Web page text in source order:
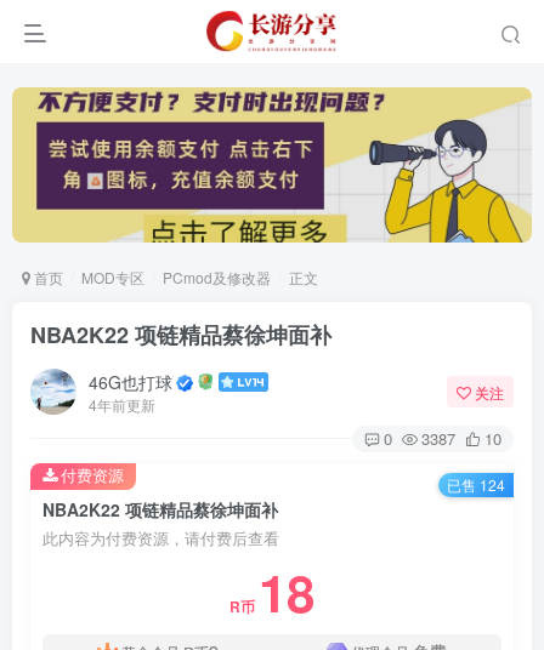
首页 MOD专区 PCmod及修改器 正文
NBA2K22 项链精品蔡徐坤面补
46G也打球
4年前更新
关注
0 3387 10
NBA2K22 项链精品蔡徐坤面补
此内容为付费资源，请付费后查看
R币 18
付费资源 已售 124